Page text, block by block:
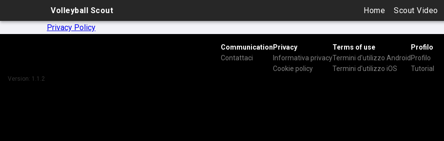
Volleyball Scout Home Scout Video
Privacy Policy
Communication
Contattaci
Privacy
Informativa privacy
Cookie policy
Terms of use
Termini d'utilizzo Android
Termini d'utilizzo iOS
Profilo
Profilo
Tutorial
Version: 1.1.2